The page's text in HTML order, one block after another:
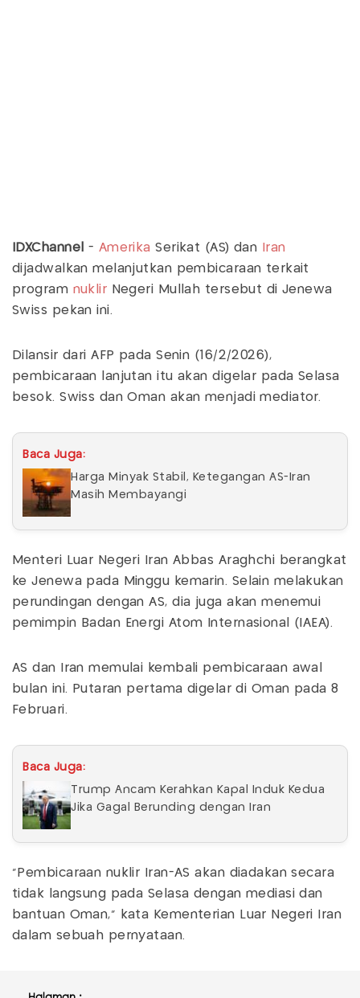
IDXChannel - Amerika Serikat (AS) dan
Iran
dijadwalkan melanjutkan pembicaraan terkait
program nuklir Negeri Mullah tersebut di Jenewa
Swiss pekan ini.
Dilansir dari AFP pada Senin (16/2/2026),
pembicaraan lanjutan itu akan digelar pada Selasa
besok. Swiss dan Oman akan menjadi mediator.
Baca Juga:
Harga Minyak Stabil, Ketegangan AS-Iran
Masih Membayangi
Menteri Luar Negeri Iran Abbas Araghchi berangkat
ke Jenewa pada Minggu kemarin. Selain melakukan
perundingan dengan AS, dia juga akan menemui
pemimpin Badan Energi Atom Internasional (IAEA).
AS dan Iran memulai kembali pembicaraan awal
bulan ini. Putaran pertama digelar di Oman pada 8
Februari.
Baca Juga:
Trump Ancam Kerahkan Kapal Induk Kedua
Jika Gagal Berunding dengan Iran
"Pembicaraan nuklir Iran-AS akan diadakan secara
tidak langsung pada Selasa dengan mediasi dan
bantuan Oman," kata Kementerian Luar Negeri Iran
dalam sebuah pernyataan.